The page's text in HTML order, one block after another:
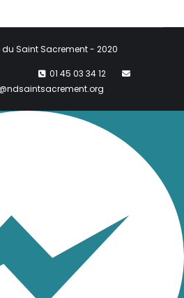
Saint Sacrement - 2020
01 45 03 34 12